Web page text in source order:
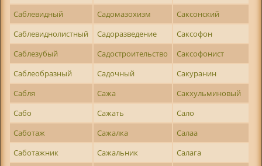
Саблевидный
Садомазохизм
Саксонский
Саблевиднолистный
Садоразведение
Саксофон
Саблезубый
Садостроительство
Саксофонист
Саблеобразный
Садочный
Сакуранин
Сабля
Сажа
Сакхульминовый
Сабо
Сажать
Сало
Саботаж
Сажалка
Салаа
Саботажник
Сажальник
Салага